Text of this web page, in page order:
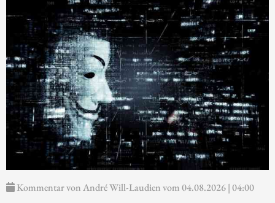
Kommentar von André Will-Laudien vom 04.08.2026 | 04:00